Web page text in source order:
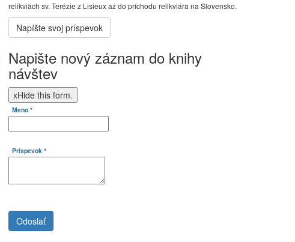
relikviách sv. Terézie z Lisieux až do príchodu relikviára na Slovensko.
Napište nový záznam do knihy
návštev
xHide this form.
Meno*
Príspevok*